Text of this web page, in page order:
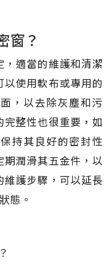
窗？
適當的維護和清潔
使用軟布或專用的
，以去除灰塵和污
整性也很重要，如
持其良好的密封性
潤滑其五金件，以
護步驟，可以延長
態。